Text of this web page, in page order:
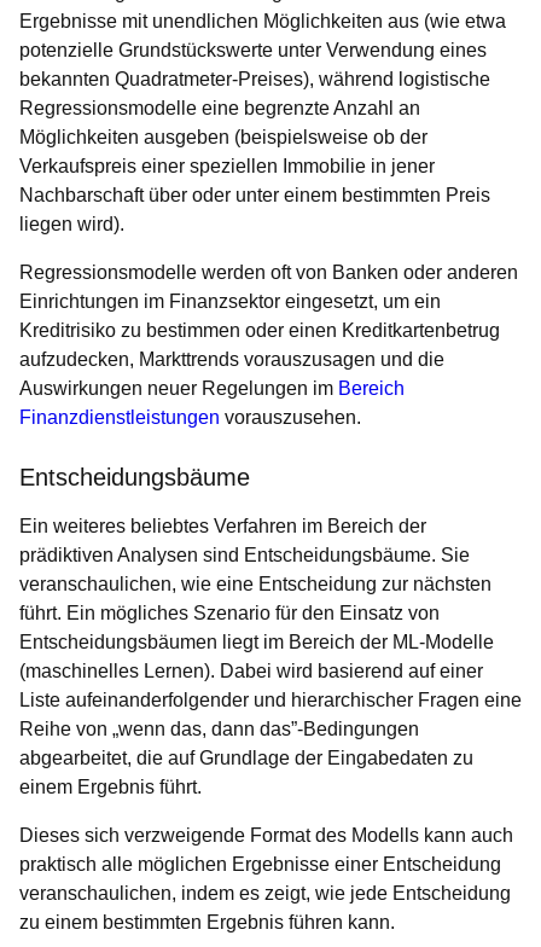
Ergebnisse mit unendlichen Möglichkeiten aus (wie etwa
potenzielle Grundstückswerte unter Verwendung eines
bekannten Quadratmeter-Preises), während logistische
Regressionsmodelle eine begrenzte Anzahl an
Möglichkeiten ausgeben (beispielsweise ob der
Verkaufspreis einer speziellen Immobilie in jener
Nachbarschaft über oder unter einem bestimmten Preis
liegen wird).
Regressionsmodelle werden oft von Banken oder anderen
Einrichtungen im Finanzsektor eingesetzt, um ein
Kreditrisiko zu bestimmen oder einen Kreditkartenbetrug
aufzudecken, Markttrends vorauszusagen und die
Auswirkungen neuer Regelungen im Bereich
Finanzdienstleistungen vorauszusehen.
Entscheidungsbäume
Ein weiteres beliebtes Verfahren im Bereich der
prädiktiven Analysen sind Entscheidungsbäume. Sie
veranschaulichen, wie eine Entscheidung zur nächsten
führt. Ein mögliches Szenario für den Einsatz von
Entscheidungsbäumen liegt im Bereich der ML-Modelle
(maschinelles Lernen). Dabei wird basierend auf einer
Liste aufeinanderfolgender und hierarchischer Fragen eine
Reihe von „wenn das, dann das”-Bedingungen
abgearbeitet, die auf Grundlage der Eingabedaten zu
einem Ergebnis führt.
Dieses sich verzweigende Format des Modells kann auch
praktisch alle möglichen Ergebnisse einer Entscheidung
veranschaulichen, indem es zeigt, wie jede Entscheidung
zu einem bestimmten Ergebnis führen kann.